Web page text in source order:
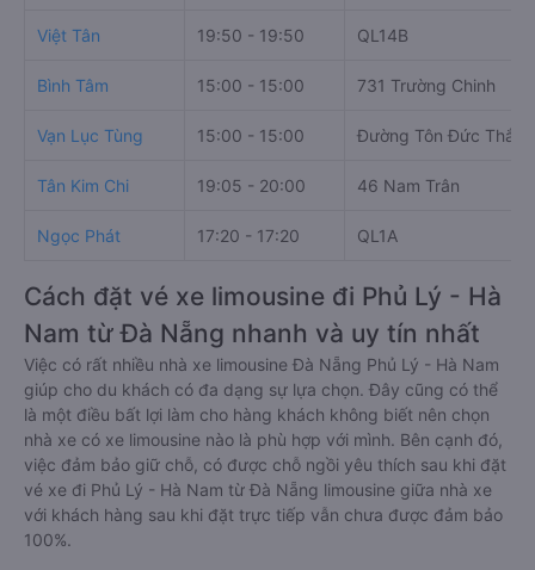
Việt Tân 19:50 - 19:50 QL14B
Bình Tâm 15:00 - 15:00 731 Trường Chinh
Vạn Lục Tùng 15:00 - 15:00 Đường Tôn Đức Thắng
Tân Kim Chi 19:05 - 20:00 46 Nam Trân
Ngọc Phát 17:20 - 17:20 QL1A
Cách đặt vé xe limousine đi Phủ Lý - Hà
Nam từ Đà Nẵng nhanh và uy tín nhất
Việc có rất nhiều nhà xe limousine Đà Nẵng Phủ Lý - Hà Nam
giúp cho du khách có đa dạng sự lựa chọn. Đây cũng có thể
là một điều bất lợi làm cho hàng khách không biết nên chọn
nhà xe có xe limousine nào là phù hợp với mình. Bên cạnh đó,
việc đảm bảo giữ chỗ, có được chỗ ngồi yêu thích sau khi đặt
vé xe đi Phủ Lý - Hà Nam từ Đà Nẵng limousine giữa nhà xe
với khách hàng sau khi đặt trực tiếp vẫn chưa được đảm bảo
100%.